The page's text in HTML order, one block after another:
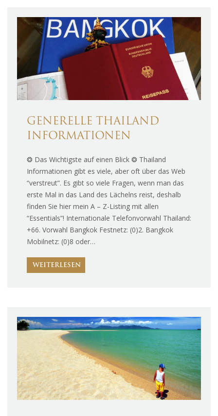
GENERELLE THAILAND
INFORMATIONEN
❂ Das Wichtigste auf einen Blick ❂ Thailand
Informationen gibt es viele, aber oft über das Web
“verstreut”. Es gibt so viele Fragen, wenn man das
erste Mal in das Land des Lächelns reist, deshalb
finden Sie hier mein A – Z-Listing mit allen
“Essentials”! Internationale Telefonvorwahl Thailand:
+66. Vorwahl Bangkok Festnetz: (0)2. Bangkok
Mobilnetz: (0)8 oder…
WEITERLESEN